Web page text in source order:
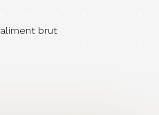
aliment brut